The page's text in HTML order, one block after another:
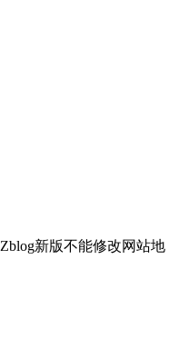
Zblog新版不能修改网站地